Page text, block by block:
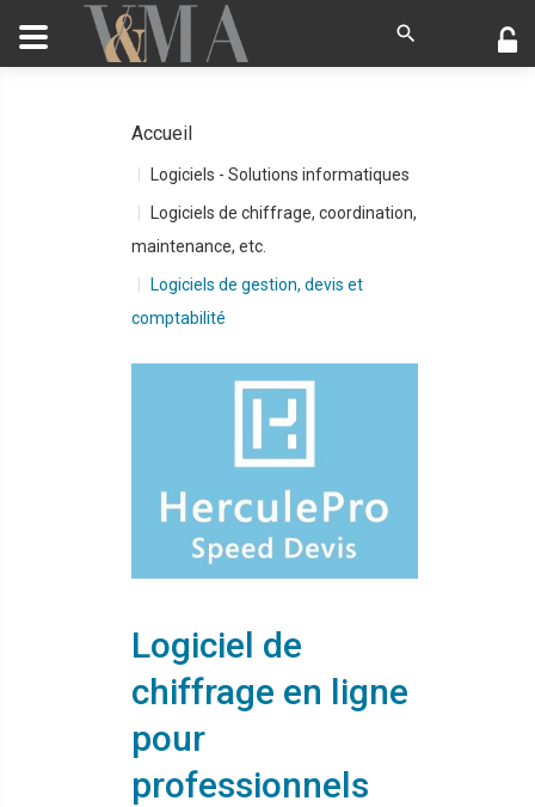
Accueil
Logiciels - Solutions informatiques
Logiciels de chiffrage, coordination,
maintenance, etc.
Logiciels de gestion, devis et
comptabilité
Logiciel de
chiffrage en ligne
pour
professionnels